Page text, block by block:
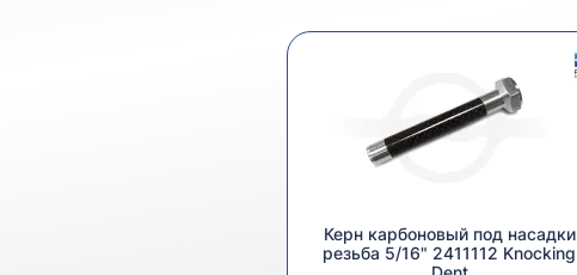
Керн карбоновый под насадки
резьба 5/16" 2411112 Knocking